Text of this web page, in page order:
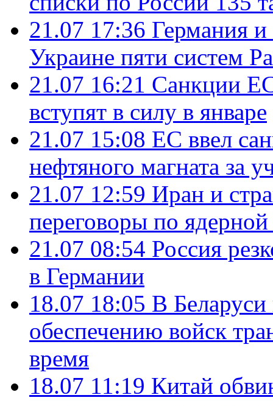
21.07 17:36 Германия
Украине пяти систем
21.07 16:21 Санкции
вступят в силу в январе
21.07 15:08 ЕС ввел
нефтяного магната за
21.07 12:59 Иран и
переговоры по
21.07 08:54 Россия
в Германии
18.07 18:05 В
обеспечению войск
время
18.07 11:19 Китай